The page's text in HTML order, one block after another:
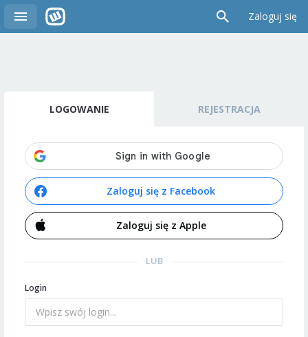
Zaloguj się
LOGOWANIE REJESTRACJA
Zaloguj się z Facebook
Zaloguj się z Apple
LUB
Login